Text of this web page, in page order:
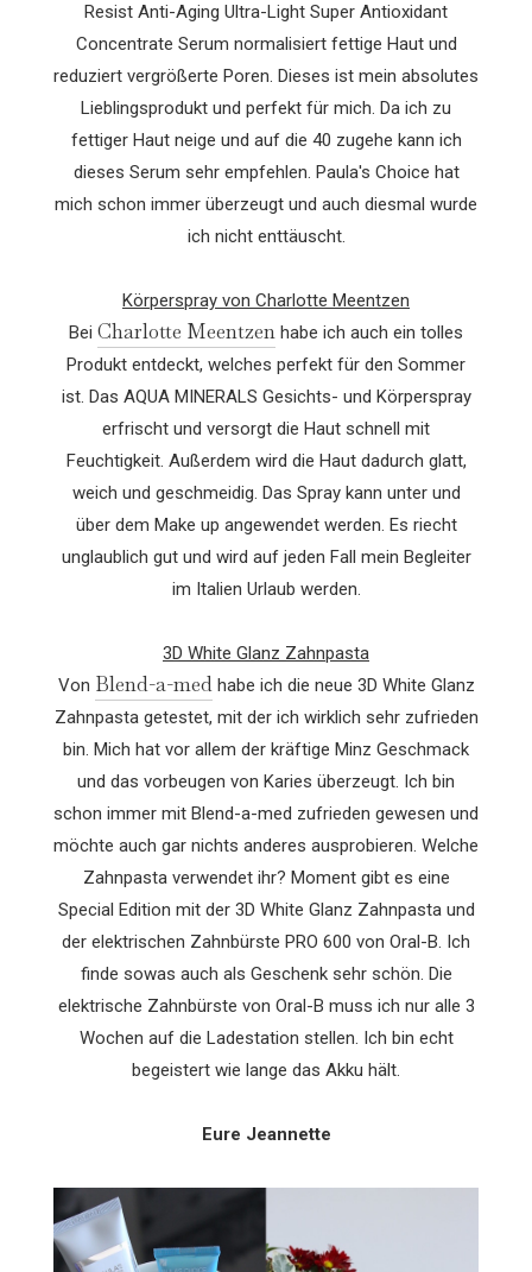
Resist Anti-Aging Ultra-Light Super Antioxidant
Concentrate Serum normalisiert fettige Haut und
reduziert vergrößerte Poren. Dieses ist mein absolutes
Lieblingsprodukt und perfekt für mich. Da ich zu
fettiger Haut neige und auf die 40 zugehe kann ich
dieses Serum sehr empfehlen. Paula's Choice hat
mich schon immer überzeugt und auch diesmal wurde
ich nicht enttäuscht.
Körperspray von Charlotte Meentzen
Bei Charlotte Meentzen habe ich auch ein tolles
Produkt entdeckt, welches perfekt für den Sommer
ist. Das AQUA MINERALS Gesichts- und Körperspray
erfrischt und versorgt die Haut schnell mit
Feuchtigkeit. Außerdem wird die Haut dadurch glatt,
weich und geschmeidig. Das Spray kann unter und
über dem Make up angewendet werden. Es riecht
unglaublich gut und wird auf jeden Fall mein Begleiter
im Italien Urlaub werden.
3D White Glanz Zahnpasta
Von Blend-a-medhabe ich die neue 3D White Glanz
Zahnpasta getestet, mit der ich wirklich sehr zufrieden
bin. Mich hat vor allem der kräftige Minz Geschmack
und das vorbeugen von Karies überzeugt. Ich bin
schon immer mit Blend-a-med zufrieden gewesen und
möchte auch gar nichts anderes ausprobieren. Welche
Zahnpasta verwendet ihr? Moment gibt es eine
Special Edition mit der 3D White Glanz Zahnpasta und
der elektrischen Zahnbürste PRO 600 von Oral-B. Ich
finde sowas auch als Geschenk sehr schön. Die
elektrische Zahnbürste von Oral-B muss ich nur alle 3
Wochen auf die Ladestation stellen. Ich bin echt
begeistert wie lange das Akku hält.
Eure Jeannette